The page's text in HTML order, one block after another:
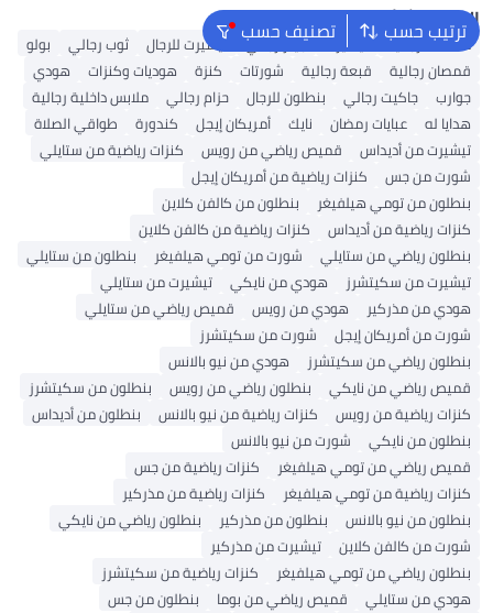
ترتيب حسب تصنيف حسب البحث الشائع
محفظة رجالية تيشيرت جينز رجالي تيشيرت للرجال ثوب رجالي
بولو
قمصان رجالية
قبعة رجالية شورتات كنزة هوديات وكنزات
هودي
جوارب
جاكيت رجالي بنطلون للرجال حزام رجالي
ملابس داخلية رجالية
هدايا له
عبايات رمضان نايك أمريكان إيجل كندورة
طواقي الصلاة
تيشيرت من أديداس
قميص رياضي من رويس
كنزات رياضية من ستايلي
شورت من جس
كنزات رياضية من أمريكان إيجل
بنطلون من تومي هيلفيغر
بنطلون من كالفن كلاين
كنزات رياضية من أديداس
كنزات رياضية من كالفن كلاين
بنطلون رياضي من ستايلي
شورت من تومي هيلفيغر
بنطلون من ستايلي
تيشيرت من سكيتشرز
هودي من نايكي
تيشيرت من ستايلي
هودي من مذركير
هودي من رويس
قميص رياضي من ستايلي
شورت من أمريكان إيجل
شورت من سكيتشرز
بنطلون رياضي من سكيتشرز
هودي من نيو بالانس
قميص رياضي من نايكي
بنطلون رياضي من رويس
بنطلون من سكيتشرز
كنزات رياضية من رويس
كنزات رياضية من نيو بالانس
بنطلون من أديداس
بنطلون من نايكي
شورت من نيو بالانس
قميص رياضي من تومي هيلفيغر
كنزات رياضية من جس
كنزات رياضية من تومي هيلفيغر
كنزات رياضية من مذركير
بنطلون من نيو بالانس
بنطلون من مذركير
بنطلون رياضي من نايكي
شورت من كالفن كلاين
تيشيرت من مذركير
بنطلون رياضي من تومي هيلفيغر
كنزات رياضية من سكيتشرز
هودي من ستايلي
قميص رياضي من بوما
بنطلون من جس